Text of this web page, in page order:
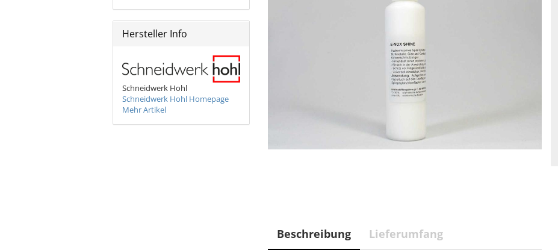
Bronzeschilder
Beschreibung Lieferumfang
Hersteller Info
Schneidwerk Hohl
Schneidwerk Hohl Homepage
Mehr Artikel